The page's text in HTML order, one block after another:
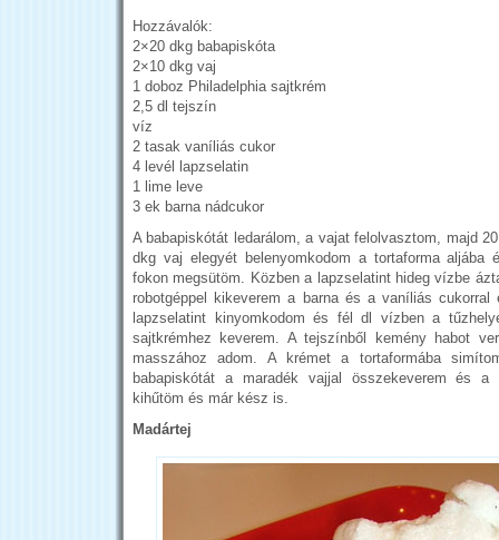
Hozzávalók:
2×20 dkg babapiskóta
2×10 dkg vaj
1 doboz Philadelphia sajtkrém
2,5 dl tejszín
víz
2 tasak vaníliás cukor
4 levél lapzselatin
1 lime leve
3 ek barna nádcukor
A babapiskótát ledarálom, a vajat felolvasztom, majd
dkg vaj elegyét belenyomkodom a tortaforma aljába
fokon megsütöm. Közben a lapzselatint hideg vízbe
robotgéppel kikeverem a barna és a vaníliás
lapzselatint kinyomkodom és fél dl vízben a
sajtkrémhez keverem. A tejszínből kemény habot
masszához adom. A krémet a tortaformába
babapiskótát a maradék vajjal összekeverem és a
kihűtöm és már kész is.
Madártej